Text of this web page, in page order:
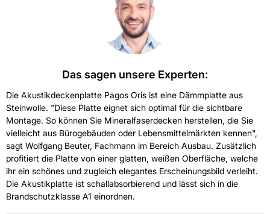
Länge in mm: 625
Material: Steinwolle
Hersteller-Art.-Nr.: 246872
EAN: 5902565717292, 5708045087783
Das sagen unsere Experten:
Die Akustikdeckenplatte Pagos Oris ist eine Dämmplatte aus
Steinwolle. "Diese Platte eignet sich optimal für die sichtbare
Montage. So können Sie Mineralfaserdecken herstellen, die Sie
vielleicht aus Bürogebäuden oder Lebensmittelmärkten kennen",
sagt Wolfgang Beuter, Fachmann im Bereich Ausbau. Zusätzlich
profitiert die Platte von einer glatten, weißen Oberfläche, welche
ihr ein schönes und zugleich elegantes Erscheinungsbild verleiht.
Die Akustikplatte ist schallabsorbierend und lässt sich in die
Brandschutzklasse A1 einordnen.